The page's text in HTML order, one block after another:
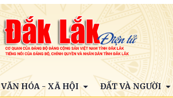
VĂN HÓA - XÃ HỘI ĐẤT VÀ NGƯỜI